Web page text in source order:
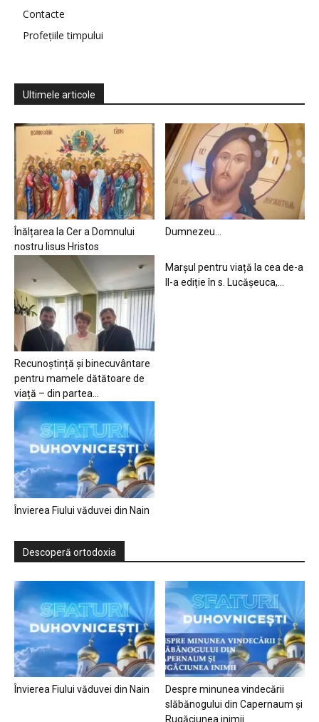
Contacte
Profețiile timpului
Ultimele articole
Înălțarea la Cer a Domnului
nostru Iisus Hristos
Dumnezeu…
Recunoștință și binecuvântare
pentru mamele dătătoare de
viață – din partea...
Marșul pentru viață la cea de-a
II-a ediție în s. Lucășeuca,...
Învierea Fiului văduvei din Nain
Descoperă ortodoxia
Învierea Fiului văduvei din Nain
Despre minunea vindecării
slăbănogului din Capernaum și
Rugăciunea inimii